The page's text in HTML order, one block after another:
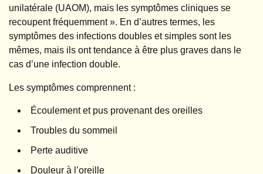
unilatérale (UAOM), mais les symptômes cliniques se
recoupent fréquemment ». En d’autres termes, les
symptômes des infections doubles et simples sont les
mêmes, mais ils ont tendance à être plus graves dans le
cas d’une infection double.
Les symptômes comprennent :
Écoulement et pus provenant des oreilles
Troubles du sommeil
Perte auditive
Douleur à l’oreille